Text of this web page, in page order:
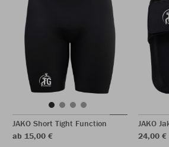
JAKO Short Tight Function
ab 15,00 €
JAKO
24,00 €